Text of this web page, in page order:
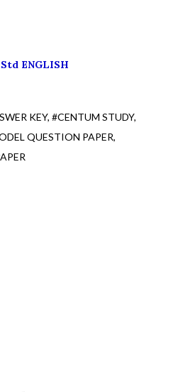
ENGLISH
KEY #CENTUM STUDY
QUESTION PAPER